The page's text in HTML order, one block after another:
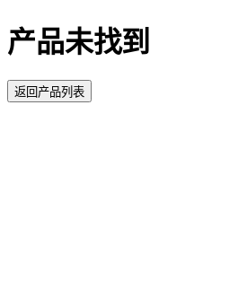
产品未找到
返回产品列表